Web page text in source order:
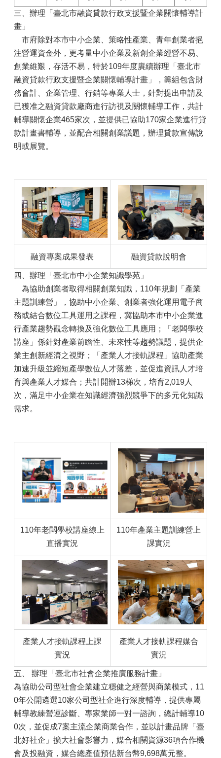
三、辦理「臺北市融資貸款行政支援暨企業關懷輔導計
畫」
市府除對本市中小企業、策略性產業、青年創業者挹
注營運資金外，更考量中小企業及新創企業經營不易、
創業維艱，存活不易，特於109年度賡續辦理「臺北市
融資貸款行政支援暨企業關懷輔導計畫」，籌組包含財
務會計、企業管理、行銷等專業人士，針對提出申請及
已獲准之融資貸款廠商進行訪視及關懷輔導工作，共計
輔導關懷企業465家次，並提供已協助170家企業進行貸
款計畫書輔導，並配合相關創業議題，辦理貸款宣傳說
明或展覽。
融資專案成果發表 融資貸款說明會
四、辦理「臺北市中小企業知識學苑」
為協助創業者取得相關創業知識，110年規劃「產業
主題訓練營」，協助中小企業、創業者強化運用電子商
務或結合數位工具運用之課程，冀協助本市中小企業進
行產業趨勢觀念轉換及強化數位工具應用；「老闆學校
講座」係針對產業前瞻性、未來性等趨勢議題，提供企
業主創新經濟之視野；「產業人才接軌課程」協助產業
加速升級並縮短產學數位人才落差，並促進資訊人才培
育與產業人才媒合；共計開辦13梯次，培育2,019人
次，滿足中小企業在知識經濟強烈競爭下的多元化知識
需求。
110年老闆學校講座線上
直播實況
110年產業主題訓練營上
課實況
產業人才接軌課程上課
實況
產業人才接軌課程媒合
實況
五、 辦理「臺北市社會企業推廣服務計畫」
為協助公司型社會企業建立穩健之經營與商業模式，11
0年公開遴選10家公司型社企進行深度輔導，提供專屬
輔導教練營運診斷、專家業師一對一諮詢，總計輔導10
0次，並促成7案主流企業商業合作，並以計畫品牌「臺
北好社企」擴大社會影響力，媒合相關資源36項合作機
會及投融資，媒合總產值預估新台幣9,698萬元整。